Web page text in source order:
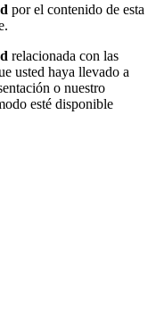
por el contenido de esta
relacionada con las
usted haya llevado a
o nuestro
esté disponible